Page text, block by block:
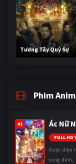
Tương Tây Quỷ Sự
Phim
#1 Ác Nữ
FULL HD
Được điện
cung đình,